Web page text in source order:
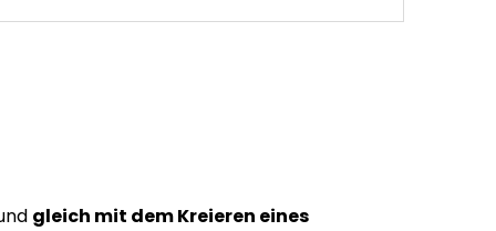
gleich mit dem Kreieren eines